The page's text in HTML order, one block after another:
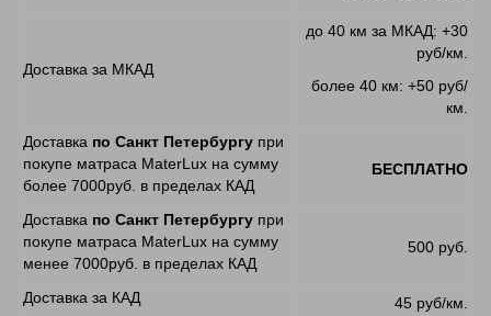
Доставка за МКАД
до 40 км за МКАД: +30
руб/км.
более 40 км: +50 руб/
км.
Доставка по Санкт Петербургу при
покупе матраса MaterLux на сумму
более 7000руб. в пределах КАД
БЕСПЛАТНО
Доставка по Санкт Петербургу при
покупе матраса MaterLux на сумму
менее 7000руб. в пределах КАД
500 руб.
Доставка за КАД
45 руб/км.